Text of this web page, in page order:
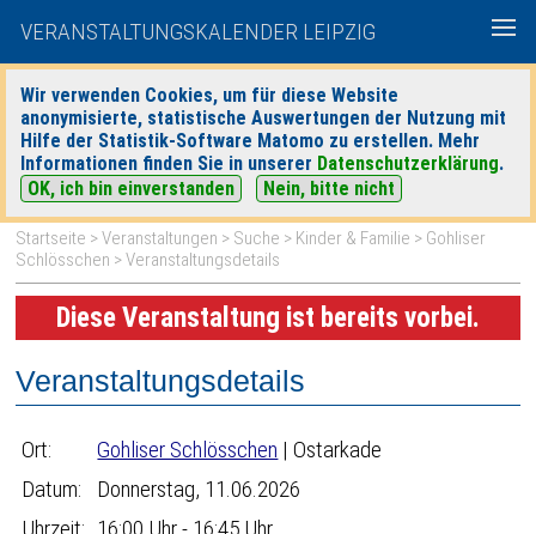
VERANSTALTUNGSKALENDER LEIPZIG
Wir verwenden Cookies, um für diese Website
anonymisierte, statistische Auswertungen der Nutzung mit
Hilfe der Statistik-Software Matomo zu erstellen. Mehr
Informationen finden Sie in unserer Datenschutzerklärung.
OK, ich bin einverstanden
Nein, bitte nicht
heute|morgen| Detaillierte Suche
Startseite >Veranstaltungen > Suche > Kinder & Familie > Gohliser
Schlösschen > Veranstaltungsdetails
Diese Veranstaltung ist bereits vorbei.
Veranstaltungsdetails
Ort: Gohliser Schlösschen | Ostarkade
Datum:
Donnerstag, 11.06.2026